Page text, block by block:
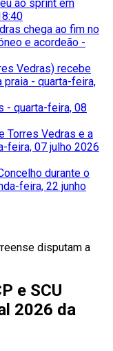
ao sprint em
chega ao fim no
e acordeão -
Vedras) recebe
praia - quarta-feira,
- quarta-feira, 08
Torres Vedras e a
feira, 07 julho 2026
durante o
feira, 22 junho
e SCU
2026 da